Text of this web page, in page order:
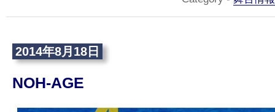
2014年8月18日
NOH-AGE